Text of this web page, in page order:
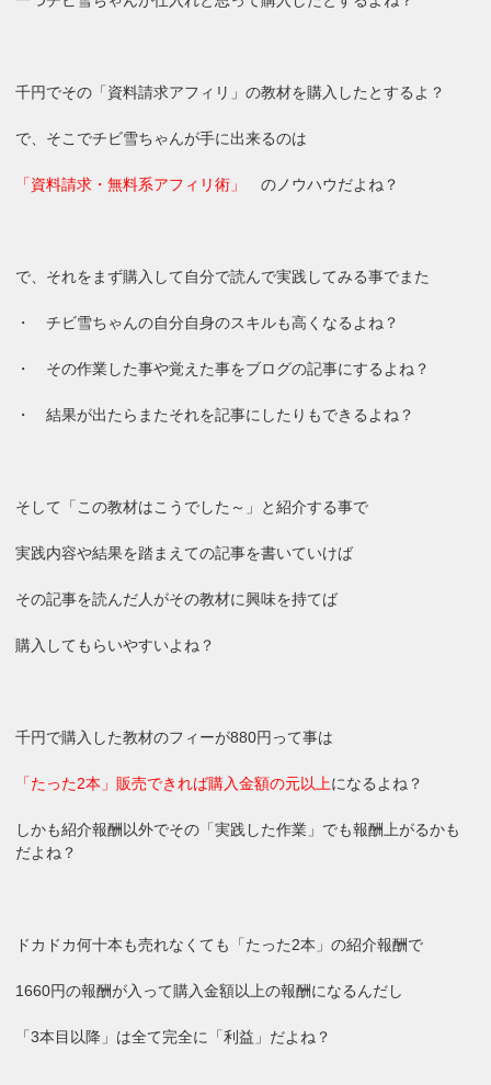
千円でその「資料請求アフィリ」の教材を購入したとするよ？
で、そこでチビ雪ちゃんが手に出来るのは
「資料請求・無料系アフィリ術」 のノウハウだよね？
で、それをまず購入して自分で読んで実践してみる事でまた
・ チビ雪ちゃんの自分自身のスキルも高くなるよね？
・ その作業した事や覚えた事をブログの記事にするよね？
・ 結果が出たらまたそれを記事にしたりもできるよね？
そして「この教材はこうでした～」と紹介する事で
実践内容や結果を踏まえての記事を書いていけば
その記事を読んだ人がその教材に興味を持てば
購入してもらいやすいよね？
千円で購入した教材のフィーが880円って事は
「たった2本」販売できれば購入金額の元以上になるよね？
しかも紹介報酬以外でその「実践した作業」でも報酬上がるかも
だよね？
ドカドカ何十本も売れなくても「たった2本」の紹介報酬で
1660円の報酬が入って購入金額以上の報酬になるんだし
「3本目以降」は全て完全に「利益」だよね？